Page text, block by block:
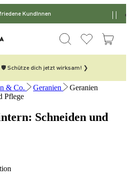
KundInnen
🛡️ Schütze dich jetzt wirksam! ❯
& Co. Geranien
Geranien
Pflege
Schneiden und